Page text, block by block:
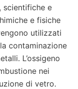
scientifiche e
e fisiche
utilizzati
contaminazione
L’ossigeno
nei
di vetro.